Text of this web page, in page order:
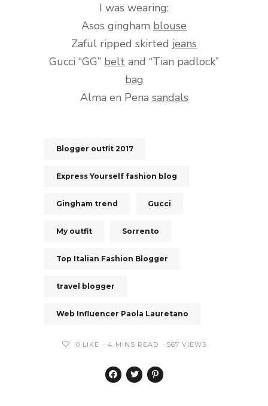
I was wearing:
Asos gingham blouse
Zaful ripped skirted jeans
Gucci “GG” belt and “Tian padlock”
bag
Alma en Pena sandals
Blogger outfit 2017
Express Yourself fashion blog
Gingham trend Gucci
My outfit Sorrento
Top Italian Fashion Blogger
travel blogger
Web Influencer Paola Lauretano
0 LIKE 4 MINS READ 567 VIEWS